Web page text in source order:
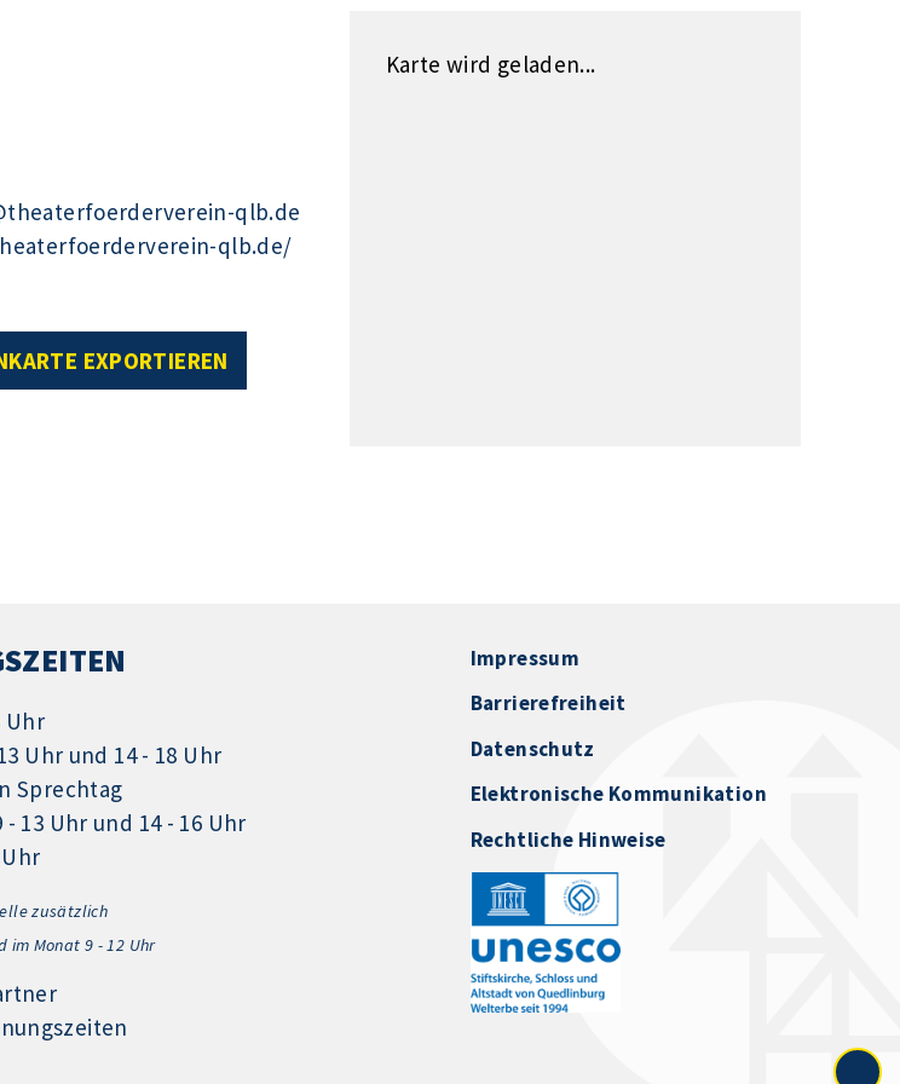
qlb.de
qlb.de/
EXPORTIEREN
Karte wird geladen...
Uhr
Uhr und 14 - 18 Uhr
Sprechtag
13 Uhr und 14 - 16 Uhr
zusätzlich
im Monat 9 - 12 Uhr
Impressum
Barrierefreiheit
Datenschutz
Elektronische Kommunikation
Rechtliche Hinweise